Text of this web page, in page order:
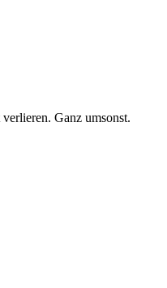
Ganz umsonst.